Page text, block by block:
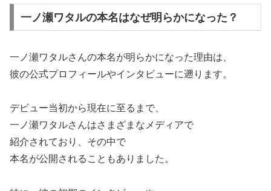
一ノ瀬ワタルの本名はなぜ明らかになった？
一ノ瀬ワタルさんの本名が明らかになった理由は、
彼の公式プロフィールやインタビューに遡ります。
デビュー当初から現在に至るまで、
一ノ瀬ワタルさんはさまざまなメディアで
紹介されており、その中で
本名が公開されることもありました。